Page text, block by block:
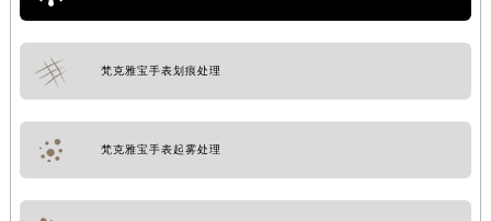
梵克雅宝手表划痕处理
梵克雅宝手表起雾处理